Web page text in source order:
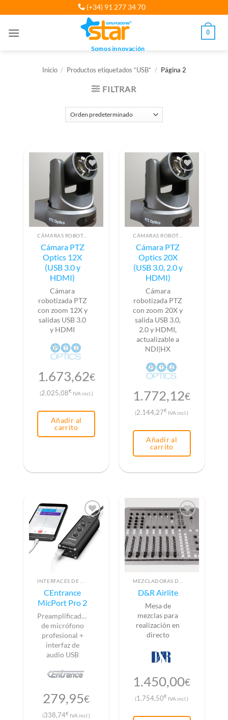
al
(+34) 91 277 34 70
Somos innovación
0
Inicio / Productos etiquetados “USB” / Página 2
FILTRAR
Cámara PTZ
Optics 12X
(USB 3.0 y
HDMI)
Cámara
robotizada PTZ
con zoom 12X y
salidas USB 3.0
y HDMI
1.673,62€
(2.025,08€IVA incl.)
Añadir al
carrito
Cámara PTZ
Optics 20X
(USB 3.0, 2.0 y
HDMI)
Cámara
robotizada PTZ
con zoom 20X y
salida USB 3.0,
2.0 y HDMI,
actualizable a
NDI|HX
1.772,12€
(2.144,27€ IVA incl.)
Añadir al
carrito
CEntrance
MicPort Pro 2
Preamplificador
de micrófono
profesional +
interfaz de
audio USB
279,95€
(338,74€ IVA incl.)
D&R Airlite
Mesa de
mezclas para
realización en
directo
1.450,00€
(1.754,50€ IVA incl.)